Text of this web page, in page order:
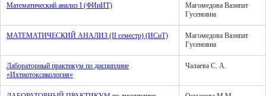
Математический анализ I (ФИиИТ)
Магомедова Вазипат
Гусеновна
МАТЕМАТИЧЕСКИЙ АНАЛИЗ (II семестр) (ИСиТ)
Магомедова Вазипат
Гусеновна
Лабораторный практикум по дисциплине
«Ихтиотоксикология»
Чалаева С. А.